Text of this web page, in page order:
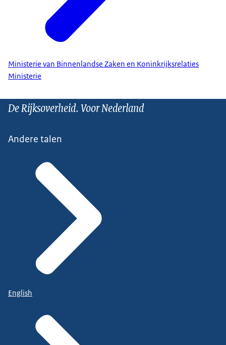
Ministerie van Binnenlandse Zaken en Koninkrijksrelaties
Ministerie
De Rijksoverheid. Voor Nederland
Andere talen
English